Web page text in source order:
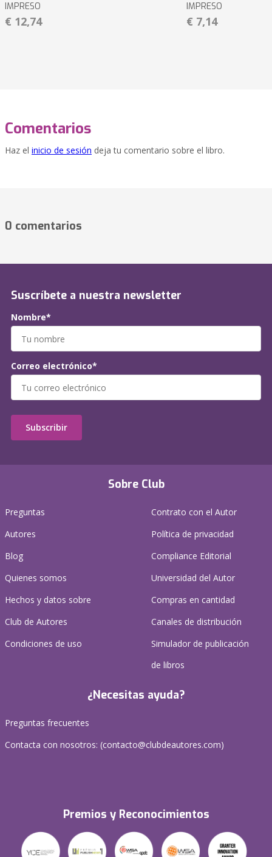
IMPRESO
€ 12,74
IMPRESO
€ 7,14
Comentarios
Haz el inicio de sesión deja tu comentario sobre el libro.
0 comentarios
Sobre Club
Preguntas
Autores
Blog
Quienes somos
Hechos y datos sobre
Club de Autores
Condiciones de uso
Contrato con el Autor
Política de privacidad
Compliance Editorial
Universidad del Autor
Compras en cantidad
Canales de distribución
Simulador de publicación
de libros
¿Necesitas ayuda?
Preguntas frecuentes
Contacta con nosotros: (contacto@clubdeautores.com)
Premios y Reconocimientos
Suscríbete a nuestra newsletter
Nombre*
Correo electrónico*
Subscribir